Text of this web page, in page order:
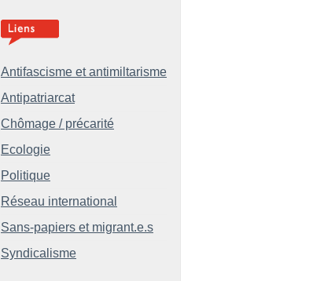
Antifascisme et antimiltarisme
Antipatriarcat
Chômage / précarité
Ecologie
Politique
Réseau international
Sans-papiers et migrant.e.s
Syndicalisme